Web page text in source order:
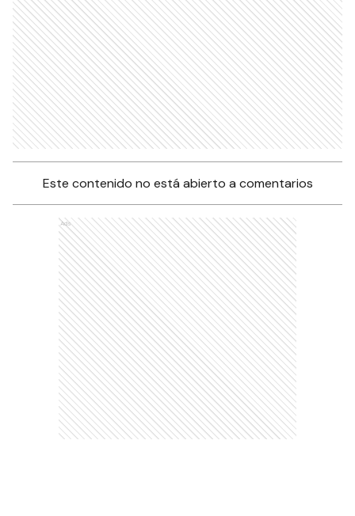
Este contenido no está abierto a comentarios
Ads